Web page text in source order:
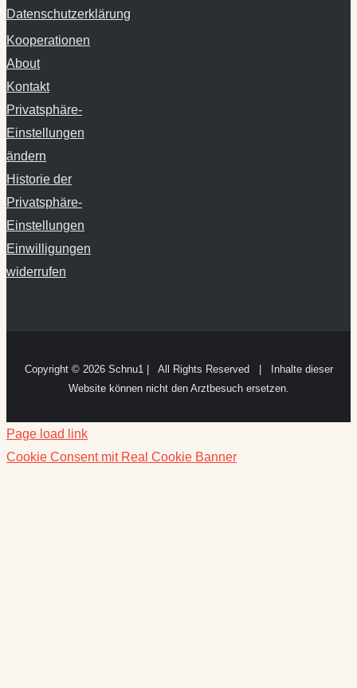
Datenschutzerklärung
Kooperationen
About
Kontakt
Privatsphäre-
Einstellungen
ändern
Historie der
Privatsphäre-
Einstellungen
Einwilligungen
widerrufen
Copyright © 2026 Schnu1 | All Rights Reserved | Inhalte dieser
Website können nicht den Arztbesuch ersetzen.
Page load link
Cookie Consent mit Real Cookie Banner